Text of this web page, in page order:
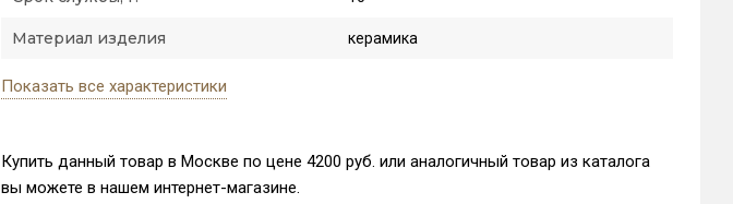
Материал изделия керамика
Показать все характеристики
Купить данный товар в Москве по цене 4200 руб. или аналогичный товар из каталога
вы можете в нашем интернет-магазине.